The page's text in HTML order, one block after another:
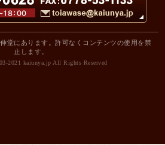
堂にあります。許可なくコンテンツの使用を禁
止します。
2021 kaiunya.jp All Rights Reserved